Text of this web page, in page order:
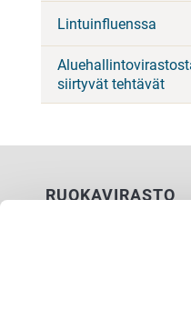
Lintuinfluenssa
siirtyvät tehtävät
RUOKAVIRASTO